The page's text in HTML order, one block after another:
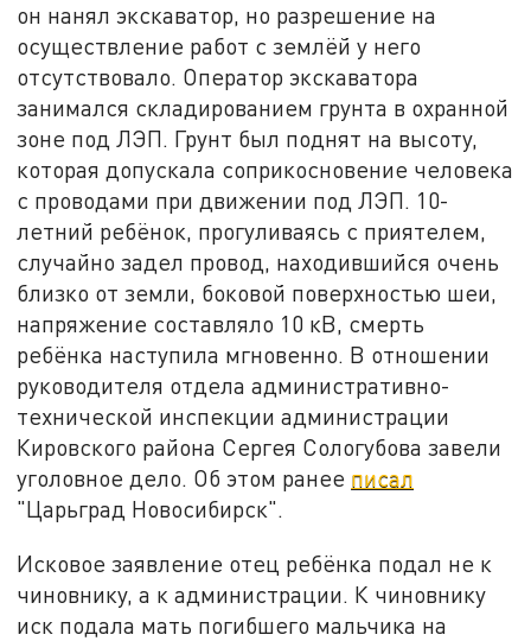
он нанял экскаватор, но разрешение на
осуществление работ с землёй у него
отсутствовало. Оператор экскаватора
занимался складированием грунта в охранной
зоне под ЛЭП. Грунт был поднят на высоту,
которая допускала соприкосновение человека
с проводами при движении под ЛЭП. 10-
летний ребёнок, прогуливаясь с приятелем,
случайно задел провод, находившийся очень
близко от земли, боковой поверхностью шеи,
напряжение составляло 10 кВ, смерть
ребёнка наступила мгновенно. В отношении
руководителя отдела административно-
технической инспекции администрации
Кировского района Сергея Сологубова завели
уголовное дело. Об этом ранее писал
"Царьград Новосибирск".
Исковое заявление отец ребёнка подал не к
чиновнику, а к администрации. К чиновнику
иск подала мать погибшего мальчика на